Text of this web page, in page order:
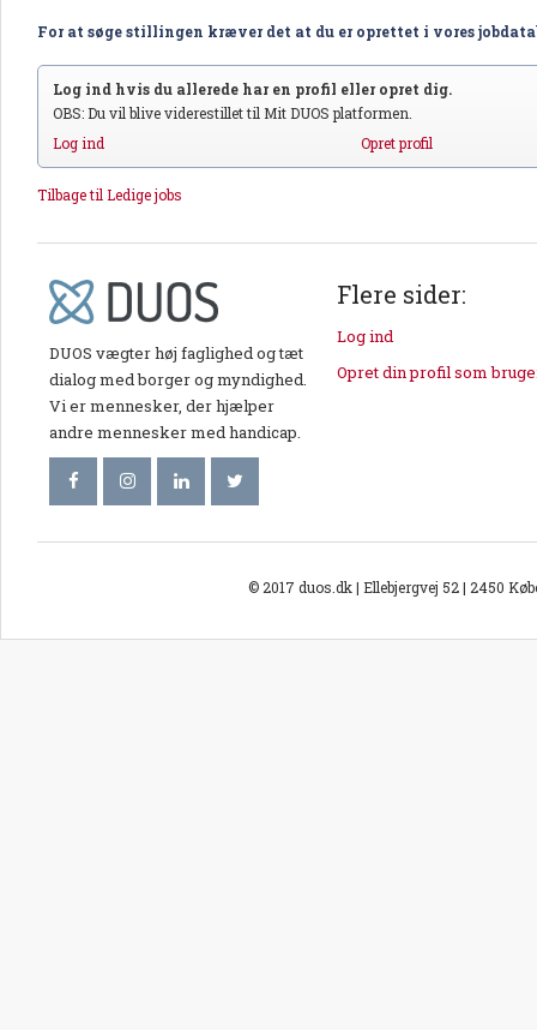
For at søge stillingen kræver det at du er oprettet i vores
Log ind hvis du allerede har en profil eller opret dig.
OBS: Du vil blive viderestillet til Mit DUOS platformen.
Log ind
Opret profil
Tilbage til Ledige jobs
DUOS vægter høj faglighed og tæt
dialog med borger og myndighed.
Vi er mennesker, der hjælper
andre mennesker med handicap.
Flere sider:
Log ind
Opret din profil som
© 2017 duos.dk | Ellebjergvej 52 | 2450